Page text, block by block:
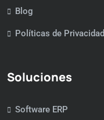
Blog
Políticas de Privacidad
Soluciones
Software ERP